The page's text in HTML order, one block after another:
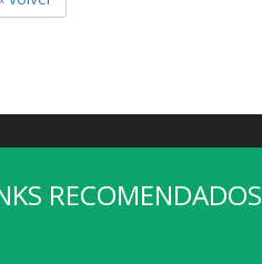
RECOMENDADOS